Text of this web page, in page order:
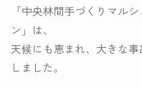
「中央林間手づくりマル
ン」は、
天候にも恵まれ、大きな
しました。